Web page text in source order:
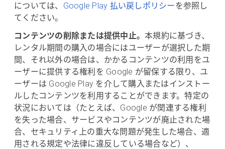
については、 Google Play 払い戻しポリシーを参照し
てください。
コンテンツの削除または提供中止。 本規約に基づき、
レンタル期間の購入の場合にはユーザーが選択した期
間、それ以外の場合は、かかるコンテンツの利用をユ
ーザーに提供する権利を Google が留保する限り、ユ
ーザーは Google Play を介して購入またはインストー
ルしたコンテンツを利用することができます。特定の
状況においては（たとえば、Google が関連する権利
を失った場合、サービスやコンテンツが廃止された場
合、セキュリティ上の重大な問題が発生した場合、適
用される規定や法律に違反している場合など）、